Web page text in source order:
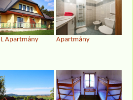
Apartmány Apartmány